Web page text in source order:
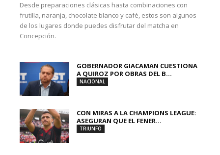
Desde preparaciones clásicas hasta combinaciones con
frutilla, naranja, chocolate blanco y café, estos son algunos
de los lugares donde puedes disfrutar del matcha en
Concepción.
GOBERNADOR GIACAMAN CUESTIONA
A QUIROZ POR OBRAS DEL B...
NACIONAL
CON MIRAS A LA CHAMPIONS LEAGUE:
ASEGURAN QUE EL FENER...
TRIUNFO